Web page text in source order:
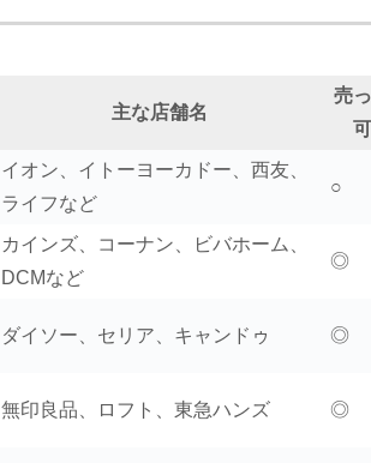
主な店舗名
売
イオン、イトーヨーカドー、西友、
ライフなど
○
カインズ、コーナン、ビバホーム、
DCMなど
◎
ダイソー、セリア、キャンドゥ ◎
無印良品、ロフト、東急ハンズ ◎